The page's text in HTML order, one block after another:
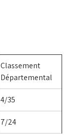
Classement
Départemental
4/35
7/24